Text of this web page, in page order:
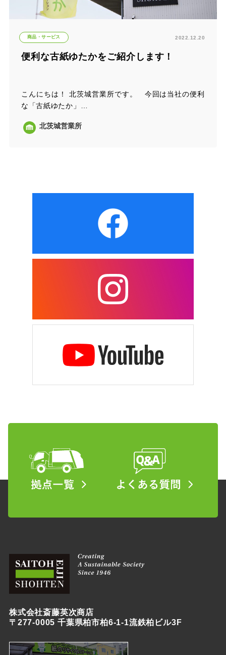
商品・サービス 2022.12.20
便利な古紙ゆたかをご紹介します！
こんにちは！ 北茨城営業所です。 今回は当社の便利
な「古紙ゆたか」…
北茨城営業所
株式会社斎藤英次商店
〒277-0005 千葉県柏市柏6-1-1流鉄柏ビル3F